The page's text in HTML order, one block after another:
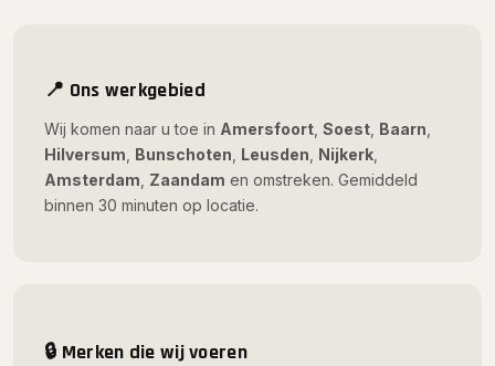
📍 Ons werkgebied
Wij komen naar u toe in Amersfoort Soest Baarn
Hilversum Bunschoten Leusden Nijkerk
Amsterdam Zaandam en omstreken. Gemiddeld
binnen 30 minuten op locatie.
🔒 Merken die wij voeren